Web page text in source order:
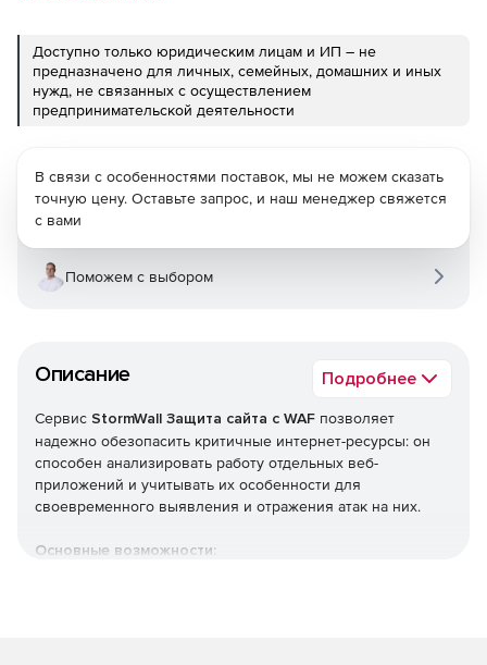
Доступно только юридическим лицам и ИП – не
предназначено для личных, семейных, домашних и иных
нужд, не связанных с осуществлением
предпринимательской деятельности
Описание Подробнее
Сервис StormWall Защита сайта с WAF позволяет
надежно обезопасить критичные интернет-ресурсы: он
способен анализировать работу отдельных веб-
приложений и учитывать их особенности для
своевременного выявления и отражения атак на них.
Основные возможности:
В связи с особенностями поставок, мы не можем сказать
точную цену. Оставьте запрос, и наш менеджер свяжется
с вами
Поможем с выбором